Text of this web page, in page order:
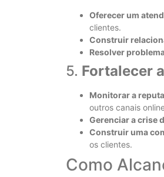
Oferecer um
clientes.
Construir
Resolver
5. Fortalecer
Monitorar a
outros canais
Gerenciar a crise
Construir uma
os clientes.
Como